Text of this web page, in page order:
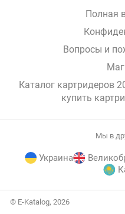
Полная
Вопросы и
Каталог картридеров
купить
Мы в
Украина
© E-Katalog, 2026